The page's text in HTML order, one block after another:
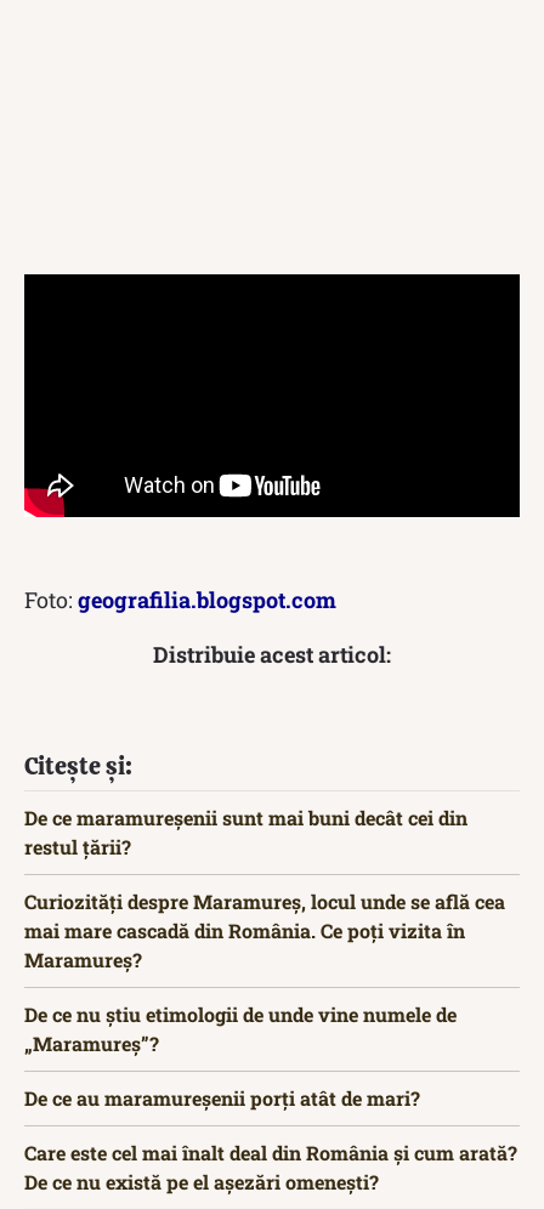
Foto: geografilia.blogspot.com
Distribuie acest articol:
Citește și:
De ce maramureșenii sunt mai buni decât cei din
restul țării?
Curiozități despre Maramureș, locul unde se află cea
mai mare cascadă din România. Ce poți vizita în
Maramureș?
De ce nu știu etimologii de unde vine numele de
„Maramureș”?
De ce au maramureșenii porți atât de mari?
Care este cel mai înalt deal din România și cum arată?
De ce nu există pe el așezări omenești?